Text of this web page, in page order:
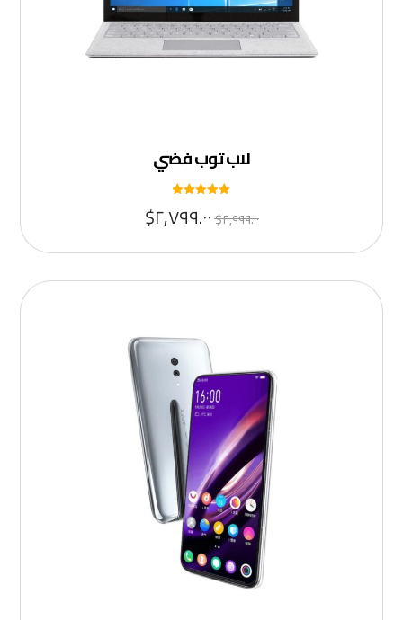
لاب توب فضي
٥
من ٥
$٢,٩٩٩.٠٠ $٢,٧٩٩.٠٠